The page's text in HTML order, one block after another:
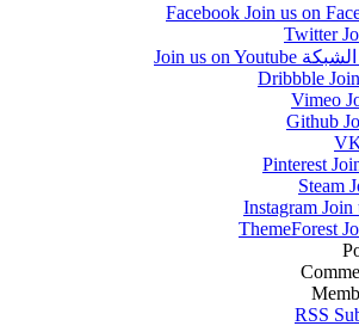
Join us on
Twitter
Join us on Youtube
Dribbble
Vimeo
Github
Pinterest
Steam
Instagram Join
ThemeForest
RSS